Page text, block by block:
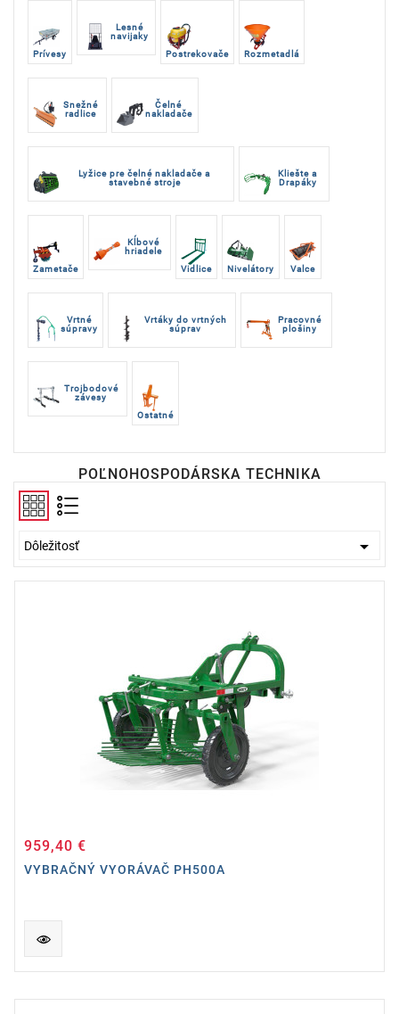
Prívesy
Lesné
navijaky
Postrekovače
Rozmetadlá
Snežné
radlice
Čelné
nakladače
Lyžice pre čelné nakladače a
stavebné stroje
Kliešte a
Drapáky
Zametače
Kĺbové
hriadele
Vidlice
Nivelátory Valce
Vrtné
súpravy
Vrtáky do vrtných
súprav
Pracovné
plošiny
Trojbodové
závesy
Ostatné
POĽNOHOSPODÁRSKA TECHNIKA
Dôležitosť 
959,40 €
VYBRAČNÝ VYORÁVAČ PH500A